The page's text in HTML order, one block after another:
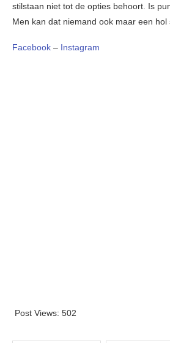
stilstaan niet tot de opties behoort. Is
Men kan dat niemand ook maar een hol
Facebook – Instagram
Post Views: 502